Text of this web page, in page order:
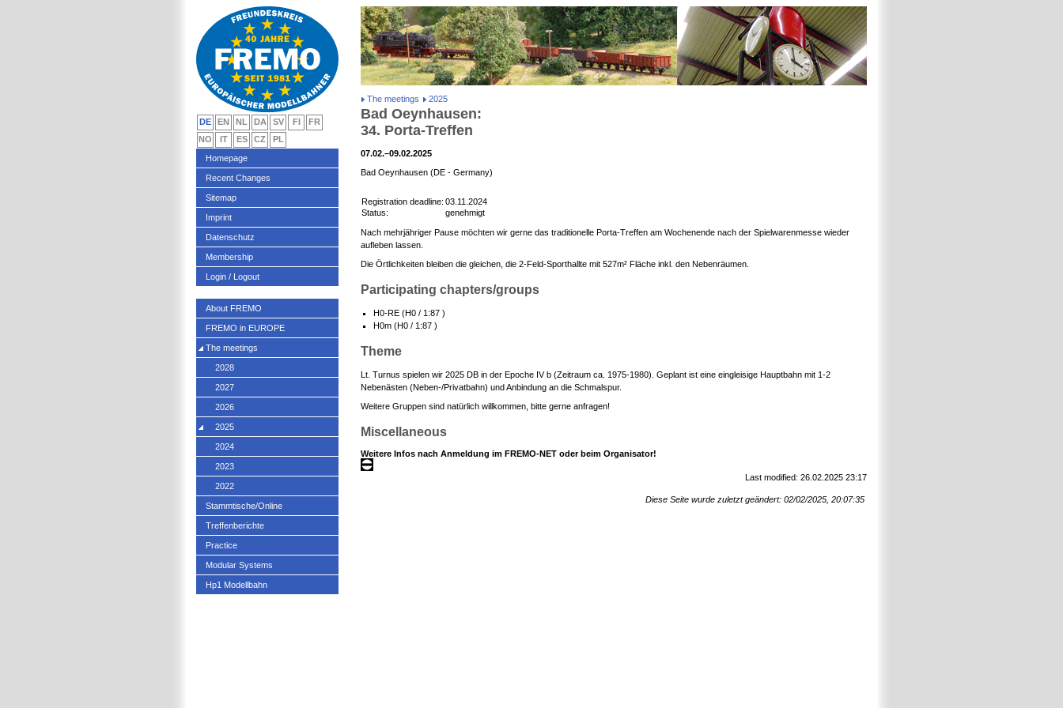
The meetings 2025
Bad Oeynhausen:
34. Porta-Treffen
07.02.–09.02.2025
Bad Oeynhausen (DE - Germany)
Registration deadline: 03.11.2024
Status:
genehmigt
Nach mehrjähriger Pause möchten wir gerne das traditionelle Porta-Treffen am Wochenende nach der Spielwarenmesse wieder
aufleben lassen.
Die Örtlichkeiten bleiben die gleichen, die 2-Feld-Sporthallte mit 527m² Fläche inkl. den Nebenräumen.
Participating chapters/groups
H0-RE (H0 / 1:87 )
H0m (H0 / 1:87 )
Theme
Lt. Turnus spielen wir 2025 DB in der Epoche IV b (Zeitraum ca. 1975-1980). Geplant ist eine eingleisige Hauptbahn mit 1-2
Nebenästen (Neben-/Privatbahn) und Anbindung an die Schmalspur.
Weitere Gruppen sind natürlich willkommen, bitte gerne anfragen!
Miscellaneous
Weitere Infos nach Anmeldung im FREMO-NET oder beim Organisator!
Last modified: 26.02.2025 23:17
Diese Seite wurde zuletzt geändert: 02/02/2025, 20:07:35
DE EN NL DA SV FI
FR
NO
IT ES CZ
PL
Homepage
Recent Changes
Sitemap
Imprint
Datenschutz
Membership
Login / Logout
About FREMO
FREMO in EUROPE
The meetings
2028
2027
2026
2025
2024
2023
2022
Stammtische/Online
Treffenberichte
Practice
Modular Systems
Hp1 Modellbahn